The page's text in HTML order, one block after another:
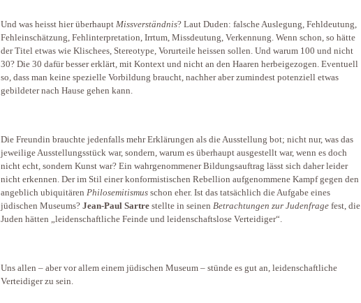
Und was heisst hier überhaupt Missverständnis? Laut Duden: falsche Auslegung, Fehldeutung,
Fehleinschätzung, Fehlinterpretation, Irrtum, Missdeutung, Verkennung. Wenn schon, so hätte
der Titel etwas wie Klischees, Stereotype, Vorurteile heissen sollen. Und warum 100 und nicht
30? Die 30 dafür besser erklärt, mit Kontext und nicht an den Haaren herbeigezogen. Eventuell
so, dass man keine spezielle Vorbildung braucht, nachher aber zumindest potenziell etwas
gebildeter nach Hause gehen kann.
Die Freundin brauchte jedenfalls mehr Erklärungen als die Ausstellung bot; nicht nur, was das
jeweilige Ausstellungsstück war, sondern, warum es überhaupt ausgestellt war, wenn es doch
nicht echt, sondern Kunst war? Ein wahrgenommener Bildungsauftrag lässt sich daher leider
nicht erkennen. Der im Stil einer konformistischen Rebellion aufgenommene Kampf gegen den
angeblich ubiquitären Philosemitismus schon eher. Ist das tatsächlich die Aufgabe eines
jüdischen Museums? Jean-Paul Sartre stellte in seinen Betrachtungen zur Judenfrage fest, die
Juden hätten „leidenschaftliche Feinde und leidenschaftslose Verteidiger“.
Uns allen – aber vor allem einem jüdischen Museum – stünde es gut an, leidenschaftliche
Verteidiger zu sein.